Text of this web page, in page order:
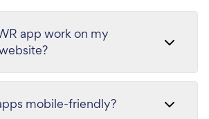
app work on my
mobile-friendly?